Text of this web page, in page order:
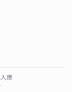
庫